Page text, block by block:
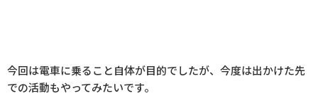
今回は電車に乗ること自体が目的でしたが、今度は出かけた先
での活動もやってみたいです。